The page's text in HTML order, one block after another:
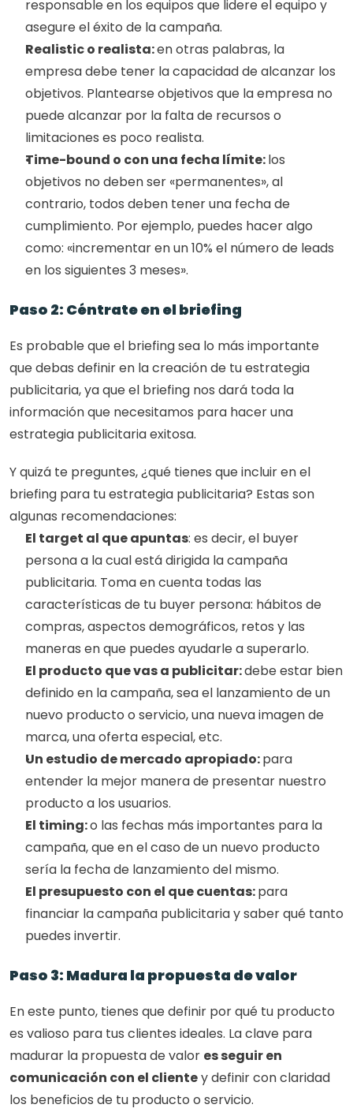
responsable en los equipos que lidere el equipo y
asegure el éxito de la campaña.
Realistic o realista: en otras palabras, la
empresa debe tener la capacidad de alcanzar los
objetivos. Plantearse objetivos que la empresa no
puede alcanzar por la falta de recursos o
limitaciones es poco realista.
Time-bound o con una fecha límite: los
objetivos no deben ser «permanentes», al
contrario, todos deben tener una fecha de
cumplimiento. Por ejemplo, puedes hacer algo
como: «incrementar en un 10% el número de leads
en los siguientes 3 meses».
Paso 2: Céntrate en el briefing
Es probable que el briefing sea lo más importante
que debas definir en la creación de tu estrategia
publicitaria, ya que el briefing nos dará toda la
información que necesitamos para hacer una
estrategia publicitaria exitosa.
Y quizá te preguntes, ¿qué tienes que incluir en el
briefing para tu estrategia publicitaria? Estas son
algunas recomendaciones:
El target al que apuntas: es decir, el buyer
persona a la cual está dirigida la campaña
publicitaria. Toma en cuenta todas las
características de tu buyer persona: hábitos de
compras, aspectos demográficos, retos y las
maneras en que puedes ayudarle a superarlo.
El producto que vas a publicitar: debe estar bien
definido en la campaña, sea el lanzamiento de un
nuevo producto o servicio, una nueva imagen de
marca, una oferta especial, etc.
Un estudio de mercado apropiado: para
entender la mejor manera de presentar nuestro
producto a los usuarios.
El timing: o las fechas más importantes para la
campaña, que en el caso de un nuevo producto
sería la fecha de lanzamiento del mismo.
El presupuesto con el que cuentas: para
financiar la campaña publicitaria y saber qué tanto
puedes invertir.
Paso 3: Madura la propuesta de valor
En este punto, tienes que definir por qué tu producto
es valioso para tus clientes ideales. La clave para
madurar la propuesta de valor es seguir en
comunicación con el cliente y definir con claridad
los beneficios de tu producto o servicio.